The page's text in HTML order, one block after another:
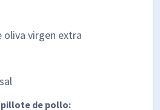
oliva virgen extra
de pollo: